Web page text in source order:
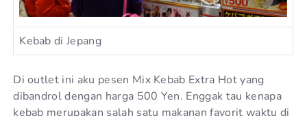
Kebab di Jepang
Di outlet ini aku pesen Mix Kebab Extra Hot yang
dibandrol dengan harga 500 Yen. Enggak tau kenapa
kebab merupakan salah satu makanan favorit waktu di